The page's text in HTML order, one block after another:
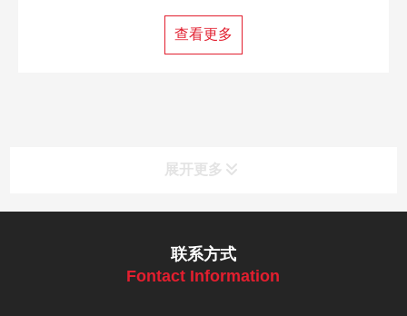
查看更多
展开更多
联系方式
Fontact Information